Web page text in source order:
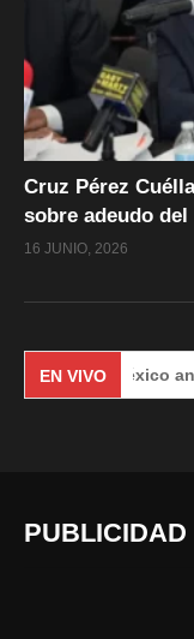
Cruz Pérez
sobre adeudo del
16 JUNIO, 2026
EN VIVO
México ante
PUBLICIDAD